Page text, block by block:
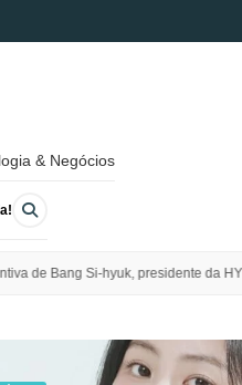
& Negócios
HYBE Terremoto de